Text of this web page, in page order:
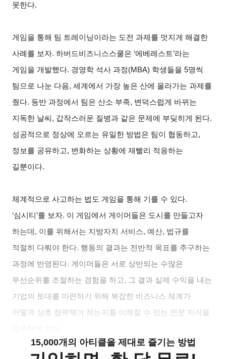
못한다.
게임을 통해 팀 트레이닝이라는 도전 과제를 멋지게 해결한
사례를 보자. 하버드비즈니스스쿨은 ‘에베레스트’라는
게임을 개발했다. 경영학 석사 과정(MBA) 학생들을 5명씩
팀으로 나눈 다음, 세계에서 가장 높은 산에 올라가는 과제를
줬다. 등반 과정에서 팀은 산소 부족, 변덕스럽게 바뀌는
지독한 날씨, 갑작스러운 질병과 같은 문제에 부딪히게 된다.
성공적으로 정상에 오르는 유일한 방법은 팀이 협동하고,
정보를 공유하고, 변화하는 상황에 재빨리 적응하는
길뿐이다.
체계적으로 사고하는 법도 게임을 통해 기를 수 있다.
‘심시티’를 보자. 이 게임에서 게이머들은 도시를 만들고자
하는데, 이를 위해서는 지방자치 서비스, 예산, 법규를
적절히 다뤄야 한다. 행동의 결과는 전반적 목표를 추구하는
과정에 반영된다. 게이머들은 서로 상반되는 수많은
우선순위를 조절하는 경험을 하고, 그 결과 실제 수익을 내는
기업의 토대를 마련하기 위해 복잡한 비즈니스 체계가
어떻게 상호 협력해야 하는지를 이해할 수 있는 전문 지식을
15,000개의 아티클을 제대로 즐기는 방법